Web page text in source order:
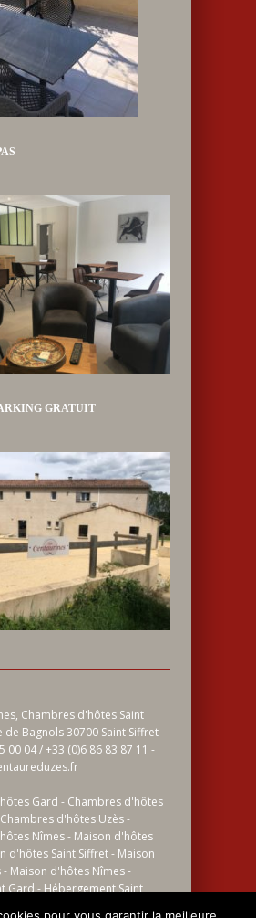
GRATUIT
Chambres d'hôtes Saint
de Bagnols 30700 Saint Siffret -
00 04 / +33 (0)6 86 83 87 11 -
Gard - Chambres d'hôtes
d'hôtes Uzès -
Nîmes - Maison d'hôtes
d'hôtes Saint Siffret - Maison
- Maison d'hôtes Nîmes -
Gard - Hébergement Saint